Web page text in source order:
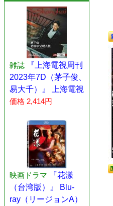
雑誌
『上海電視周刊
2023年7D（茅子俊、
易大千）』 上海電視
価格 2,414円
映画ドラマ
『花漾
（台湾版）』 Blu-
ray（リージョンA）